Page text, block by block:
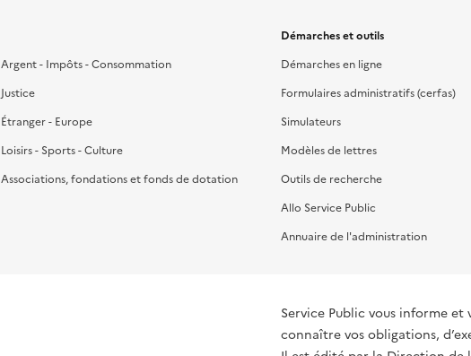
Argent - Impôts - Consommation
Justice
Étranger - Europe
Loisirs - Sports - Culture
Associations, fondations et fonds de dotation
Démarches et outils
Démarches en ligne
Formulaires administratifs (cerfas)
Simulateurs
Modèles de lettres
Outils de recherche
Allo Service Public
Annuaire de l'administration
Service Public vous informe
connaître vos obligations,